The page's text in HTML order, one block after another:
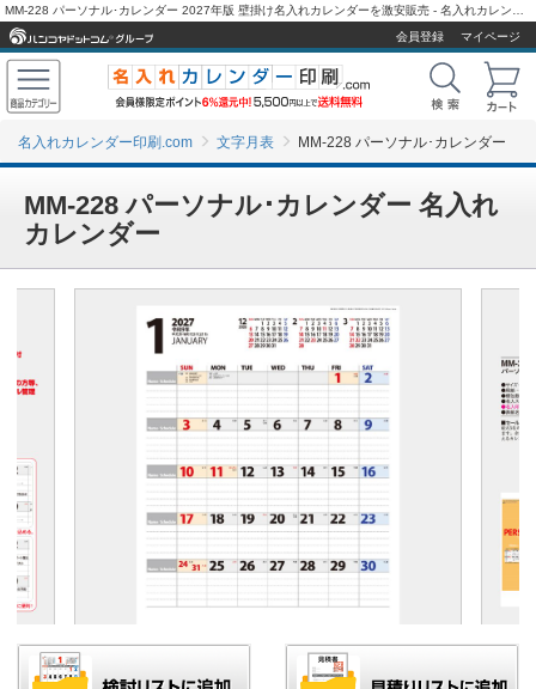
会員登録
マイページ
名入れカレンダー印刷.com 文字月表 MM-228 パーソナル･カレンダー
MM-228 パーソナル･カレンダー 名入れ
カレンダー